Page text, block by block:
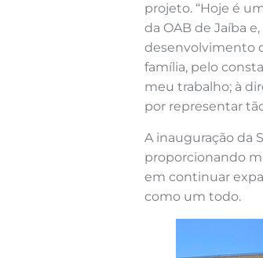
projeto. “Hoje é
da OAB de Jaíba
desenvolvimento
família, pelo
meu trabalho; à
por representar
A inauguração da
proporcionando
em continuar
como um todo.